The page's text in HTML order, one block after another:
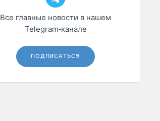
Все главные новости в нашем
Telegram‑канале
ПОДПИСАТЬСЯ